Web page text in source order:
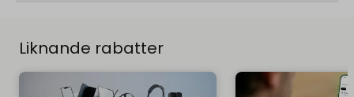
Liknande rabatter